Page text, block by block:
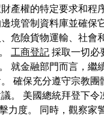
產權的特定要求和程
境管制資料庫並確保
危險貨物運輸、社會
工商登記 採取一切必
就金融部門而言，繼
確保充分遵守宗教
。 美國總統拜登下
力度。 同時，觀察家